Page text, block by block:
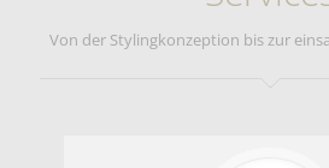
Von der Stylingkonzeption bis zur